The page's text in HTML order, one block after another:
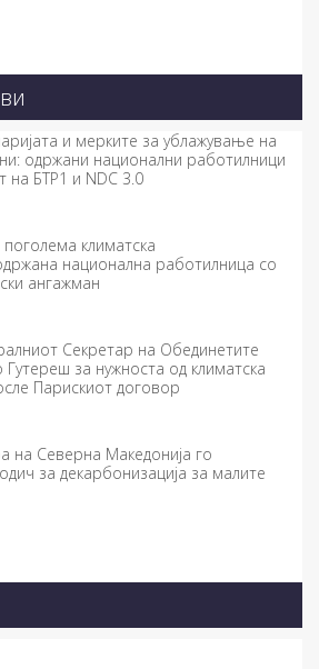
и мерките за ублажување на
одржани национални работилници
на БТР1 и NDC 3.0
климатска
национална работилница со
ангажман
Секретар на Обединетите
за нужноста од климатска
Парискиот договор
на Северна Македонија го
за декарбонизација за малите